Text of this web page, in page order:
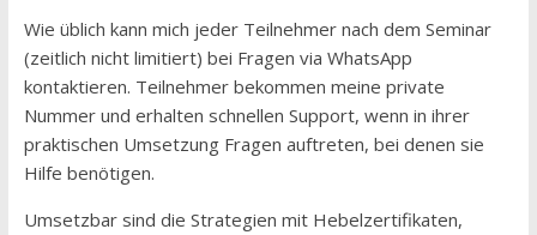
Wie üblich kann mich jeder Teilnehmer nach dem Seminar
(zeitlich nicht limitiert) bei Fragen via WhatsApp
kontaktieren. Teilnehmer bekommen meine private
Nummer und erhalten schnellen Support, wenn in ihrer
praktischen Umsetzung Fragen auftreten, bei denen sie
Hilfe benötigen.
Umsetzbar sind die Strategien mit Hebelzertifikaten,